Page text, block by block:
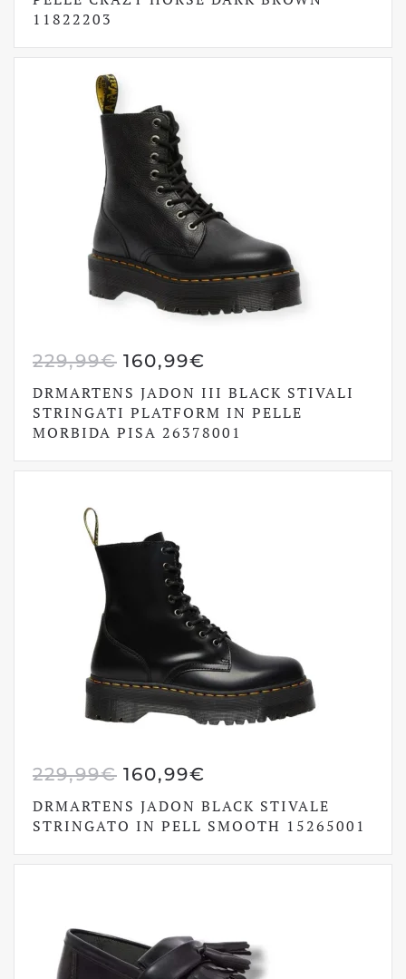
199,99€.139,99€.
11822203
229,99€ IL
PREZZO
ORIGINALE
ERA:
229,99€.
160,99€
PREZZO
ATTUALE
È:
160,99€.
DRMARTENS JADON III BLACK STIVALI
STRINGATI PLATFORM IN PELLE
MORBIDA PISA 26378001
229,99€ IL
PREZZO
ORIGINALE
ERA:
160,99€
PREZZO
ATTUALE
È:
DRMARTENS JADON BLACK STIVALE
STRINGATO IN PELL SMOOTH 15265001